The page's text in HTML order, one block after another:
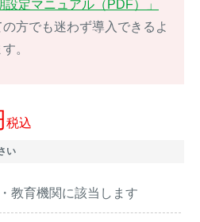
設定マニュアル（PDF）」
方でも迷わず導入できるよ
。
税込
い
教育機関に該当します